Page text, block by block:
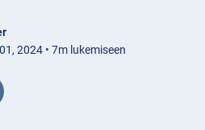
2024 • 7m lukemiseen